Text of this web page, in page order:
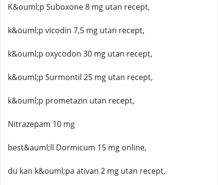
K&ouml;p Suboxone 8 mg utan recept,
k&ouml;p vicodin 7,5 mg utan recept,
k&ouml;p oxycodon 30 mg utan recept,
k&ouml;p Surmontil 25 mg utan recept,
k&ouml;p prometazin utan recept,
Nitrazepam 10 mg
best&auml;ll Dormicum 15 mg online,
du kan k&ouml;pa ativan 2 mg utan recept,